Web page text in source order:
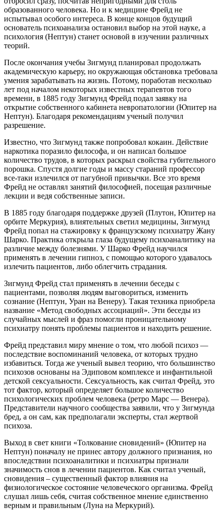
образованного человека. Но и к медицине Фрейд не
испытывал особого интереса. В конце концов будущий
основатель психоанализа остановил выбор на этой науке, а
психология (Нептун) станет основой в изучении различных
теорий.
После окончания учебы Зигмунд планировал продолжать
академическую карьеру, но окружающая обстановка требовала
умения зарабатывать на жизнь. Потому, поработав несколько
лет под началом некоторых известных терапевтов того
времени, в 1885 году Зигмунд Фрейд подал заявку на
открытие собственного кабинета невропатологии (Юпитер на
Нептун). Благодаря рекомендациям ученый получил
разрешение.
Известно, что Зигмунд также попробовал кокаин. Действие
наркотика поразило философа, и он написал большое
количество трудов, в которых раскрыл свойства губительного
порошка. Спустя долгие годы и массу стараний профессор
все-таки излечился от пагубной привычки. Все это время
Фрейд не оставлял занятий философией, посещая различные
лекции и ведя собственные записи.
В 1885 году благодаря поддержке друзей (Плутон, Юпитер на
орбите Меркурия), влиятельных светил медицины, Зигмунд
Фрейд попал на стажировку к французскому психиатру Жану
Шарко. Практика открыла глаза будущему психоаналитику на
различие между болезнями. У Шарко Фрейд научился
применять в лечении гипноз, с помощью которого удавалось
излечить пациентов, либо облегчить страдания.
Зигмунд Фрейд стал применять в лечении беседы с
пациентами, позволяя людям выговориться, изменить
сознание (Нептун, Уран на Венеру). Такая техника приобрела
название «Метод свободных ассоциаций». Эти беседы из
случайных мыслей и фраз помогли проницательному
психиатру понять проблемы пациентов и находить решение.
Фрейд представил миру мнение о том, что любой психоз —
последствие воспоминаний человека, от которых трудно
избавиться. Тогда же ученый вывел теорию, что большинство
психозов основаны на Эдиповом комплексе и инфантильной
детской сексуальности. Сексуальность, как считал Фрейд, это
тот фактор, который определяет большое количество
психологических проблем человека (ретро Марс — Венера).
Представители научного сообщества заявили, что у Зигмунда
бред, а он сам, как предполагали эксперты, стал жертвой
психоза.
Выход в свет книги «Толкование сновидений» (Юпитер на
Нептун) поначалу не принес автору должного признания, но
впоследствии психоаналитики и психиатры признали
значимость снов в лечении пациентов. Как считал ученый,
сновидения – существенный фактор влияния на
физиологическое состояние человеческого организма. Фрейд
слушал лишь себя, считая собственное мнение единственно
верным и правильным (Луна на Меркурий).